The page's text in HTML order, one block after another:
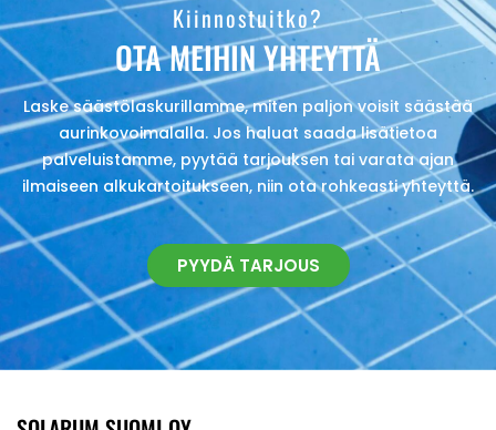
Kiinnostuitko?
OTA MEIHIN YHTEYTTÄ
Laske säästölaskurillamme, miten paljon voisit säästää
aurinkovoimalalla. Jos haluat saada lisätietoa
palveluistamme, pyytää tarjouksen tai varata ajan
ilmaiseen alkukartoitukseen, niin ota rohkeasti yhteyttä.
PYYDÄ TARJOUS